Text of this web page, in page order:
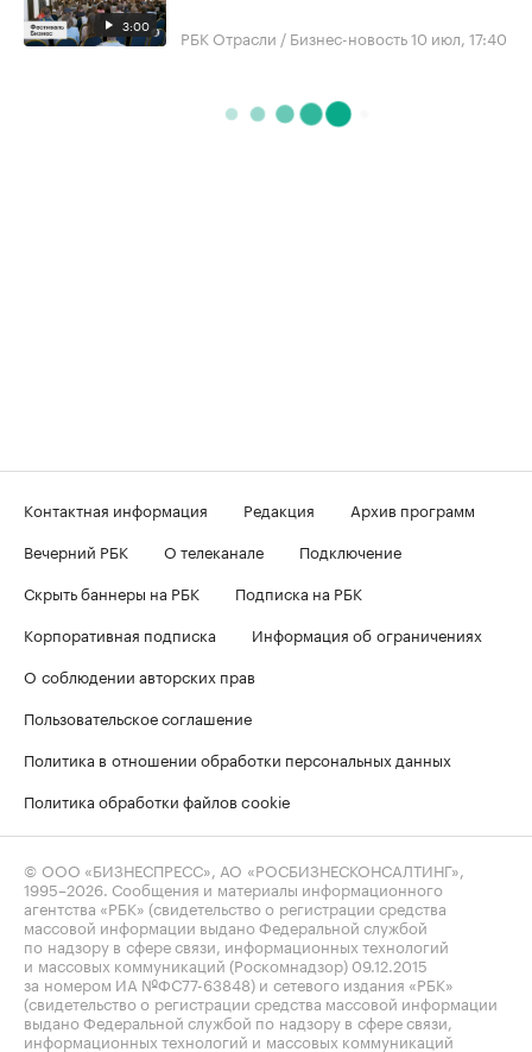
3:00 РБК Отрасли / Бизнес-новость10 июл, 17:40
Контактная информация Редакция
Архив программ
Вечерний РБК
О телеканале
Подключение
Скрыть баннеры на РБК
Подписка на РБК
Корпоративная подписка
Информация об ограничениях
О соблюдении авторских прав
Пользовательское соглашение
Политика в отношении обработки персональных данных
Политика обработки файлов cookie
© ООО «БИЗНЕСПРЕСС», АО «РОСБИЗНЕСКОНСАЛТИНГ»,
1995–2026. Сообщения и материалы информационного
агентства «РБК» (свидетельство о регистрации средства
массовой информации выдано Федеральной службой
по надзору в сфере связи, информационных технологий
и массовых коммуникаций (Роскомнадзор) 09.12.2015
за номером ИА №ФС77-63848) и сетевого издания «РБК»
(свидетельство о регистрации средства массовой информации
выдано Федеральной службой по надзору в сфере связи,
информационных технологий и массовых коммуникаций